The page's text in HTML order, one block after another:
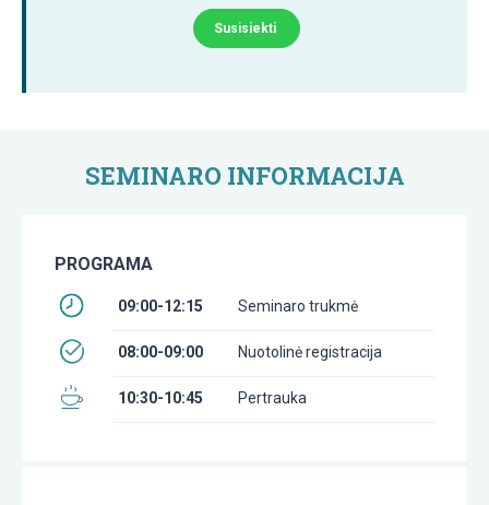
Susisiekti
SEMINARO INFORMACIJA
PROGRAMA
09:00-12:15 Seminaro trukmė
08:00-09:00 Nuotolinė registracija
10:30-10:45 Pertrauka